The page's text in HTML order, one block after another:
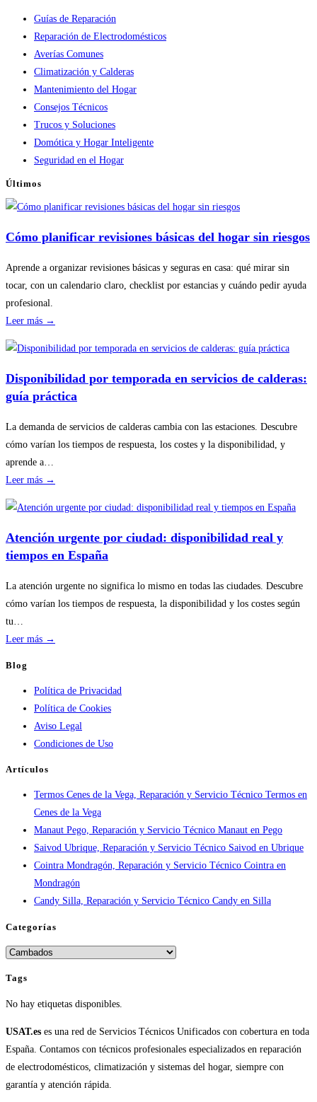
Guías de Reparación
Reparación de Electrodomésticos
Averías Comunes
Climatización y Calderas
Mantenimiento del Hogar
Consejos Técnicos
Trucos y Soluciones
Domótica y Hogar Inteligente
Seguridad en el Hogar
Últimos
Cómo planificar revisiones básicas del hogar sin riesgos
Aprende a organizar revisiones básicas y seguras en casa: qué mirar sin
tocar, con un calendario claro, checklist por estancias y cuándo pedir ayuda
profesional.
Leer más →
planificar
revisiones
básicas
hogar
sin
Disponibilidad por temporada en servicios de calderas:
guía práctica
La demanda de servicios de calderas cambia con las estaciones. Descubre
cómo varían los tiempos de respuesta, los costes y la disponibilidad, y
aprende a…
Leer más →
por
temporada
de
calderas:
Atención urgente por ciudad: disponibilidad real y
tiempos en España
La atención urgente no significa lo mismo en todas las ciudades. Descubre
cómo varían los tiempos de respuesta, la disponibilidad y los costes según
tu…
Leer más →
por
ciudad:
disponibilidad
real
en
España
Blog
Política de Privacidad
Política de Cookies
Aviso Legal
Condiciones de Uso
Artículos
Termos Cenes de la Vega, Reparación y Servicio Técnico Termos en
Cenes de la Vega
Manaut Pego, Reparación y Servicio Técnico Manaut en Pego
Saivod Ubrique, Reparación y Servicio Técnico Saivod en Ubrique
Cointra Mondragón, Reparación y Servicio Técnico Cointra en
Mondragón
Candy Silla, Reparación y Servicio Técnico Candy en Silla
Categorías
Categorías
Tags
No hay etiquetas disponibles.
USAT.es es una red de Servicios Técnicos Unificados con cobertura en toda
España. Contamos con técnicos profesionales especializados en reparación
de electrodomésticos, climatización y sistemas del hogar, siempre con
garantía y atención rápida.